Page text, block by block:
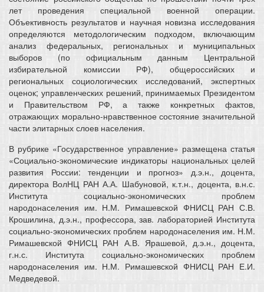
лет проведения специальной военной операции.
Объективность результатов и научная новизна исследования
определяются методологическим подходом, включающим
анализ федеральных, региональных и муниципальных
выборов (по официальным данным Центральной
избирательной комиссии РФ), общероссийских и
региональных социологических исследований, экспертных
оценок; управленческих решений, принимаемых Президентом
и Правительством РФ, а также конкретных фактов,
отражающих морально-нравственное состояние значительной
части элитарных слоев населения.
В рубрике «Государственное управление» размещена статья
«Социально-экономические индикаторы национальных целей
развития России: тенденции и прогноз» д.э.н., доцента,
директора ВолНЦ РАН А.А. Шабуновой, к.т.н., доцента, в.н.с.
Института социально-экономических проблем
народонаселения им. Н.М. Римашевской ФНИСЦ РАН С.В.
Крошилина, д.э.н., профессора, зав. лабораторией Института
социально-экономических проблем народонаселения им. Н.М.
Римашевской ФНИСЦ РАН А.В. Ярашевой, д.э.н., доцента,
г.н.с. Института социально-экономических проблем
народонаселения им. Н.М. Римашевской ФНИСЦ РАН Е.И.
Медведевой.